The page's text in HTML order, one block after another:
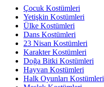
Çocuk Kostümleri
Yetişkin Kostümleri
Ülke Kostümleri
Dans Kostümleri
23 Nisan Kostümleri
Karakter Kostümleri
Doğa Bitki Kostümleri
Hayvan Kostümleri
Halk Oyunları Kostümleri